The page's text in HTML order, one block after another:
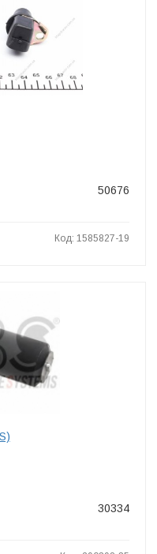
50676
Код: 1585827-19
30334